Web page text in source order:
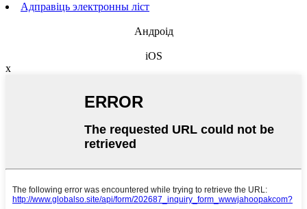
Адправіць электронны ліст
Андроід
iOS
x